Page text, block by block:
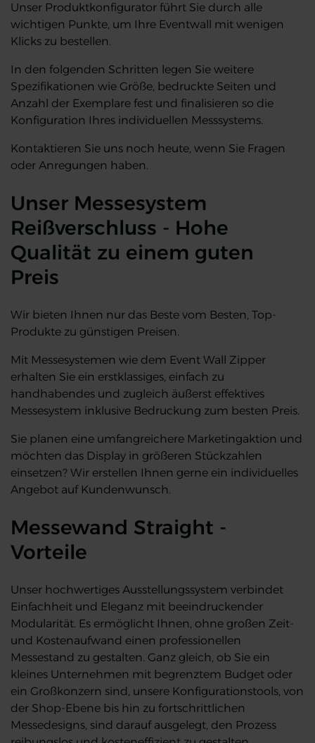
Unser Produktkonfigurator führt Sie durch alle
wichtigen Punkte, um Ihre Eventwall mit wenigen
Klicks zu bestellen.
In den folgenden Schritten legen Sie weitere
Spezifikationen wie Größe, bedruckte Seiten und
Anzahl der Exemplare fest und finalisieren so die
Konfiguration Ihres individuellen Messsystems.
Kontaktieren Sie uns noch heute, wenn Sie Fragen
oder Anregungen haben.
Unser Messesystem
Reißverschluss - Hohe
Qualität zu einem guten
Preis
Wir bieten Ihnen nur das Beste vom Besten, Top-
Produkte zu günstigen Preisen.
Mit Messesystemen wie dem Event Wall Zipper
erhalten Sie ein erstklassiges, einfach zu
handhabendes und zugleich äußerst effektives
Messesystem inklusive Bedruckung zum besten Preis.
Sie planen eine umfangreichere Marketingaktion und
möchten das Display in größeren Stückzahlen
einsetzen? Wir erstellen Ihnen gerne ein individuelles
Angebot auf Kundenwunsch.
Messewand Straight -
Vorteile
Unser hochwertiges Ausstellungssystem verbindet
Einfachheit und Eleganz mit beeindruckender
Modularität. Es ermöglicht Ihnen, ohne großen Zeit-
und Kostenaufwand einen professionellen
Messestand zu gestalten. Ganz gleich, ob Sie ein
kleines Unternehmen mit begrenztem Budget oder
ein Großkonzern sind, unsere Konfigurationstools, von
der Shop-Ebene bis hin zu fortschrittlichen
Messedesigns, sind darauf ausgelegt, den Prozess